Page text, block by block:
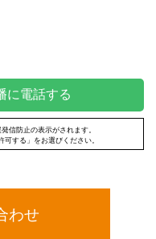
に電話する
信防止の表示がされます。
する」をお選びください。
わせ